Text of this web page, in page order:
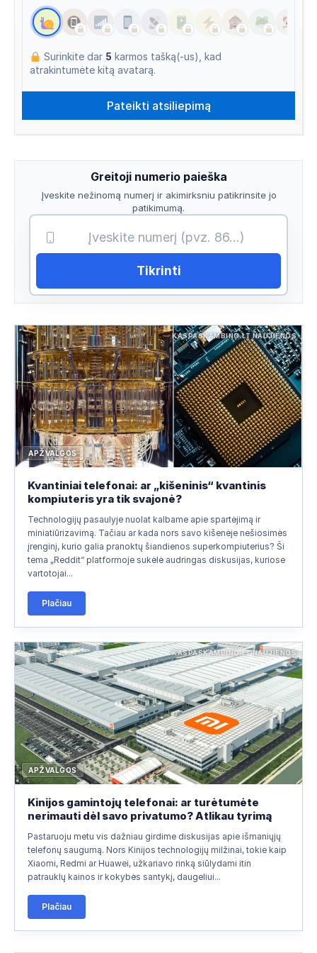
Surinkite dar 5 karmos tašką(-us), kad
atrakintumėte kitą avatarą.
Greitoji numerio paieška
Įveskite nežinomą numerį ir akimirksniu patikrinsite jo
patikimumą.
Tikrinti
KASPASKAMBINO.LT NAUJIENOS
APŽVALGOS
Kvantiniai telefonai: ar „kišeninis“ kvantinis
kompiuteris yra tik svajonė?
Technologijų pasaulyje nuolat kalbame apie spartėjimą ir
miniatiūrizavimą. Tačiau ar kada nors savo kišenėje nešiosimės
įrenginį, kurio galia pranoktų šiandienos superkompiuterius? Ši
tema „Reddit“ platformoje sukėlė audringas diskusijas, kuriose
vartotojai...
Plačiau
KASPASKAMBINO.LT NAUJIENOS
APŽVALGOS
Kinijos gamintojų telefonai: ar turėtumėte
nerimauti dėl savo privatumo? Atlikau tyrimą
Pastaruoju metu vis dažniau girdime diskusijas apie išmaniųjų
telefonų saugumą. Nors Kinijos technologijų milžinai, tokie kaip
Xiaomi, Redmi ar Huawei, užkariavo rinką siūlydami itin
patrauklų kainos ir kokybės santykį, daugeliui...
Plačiau